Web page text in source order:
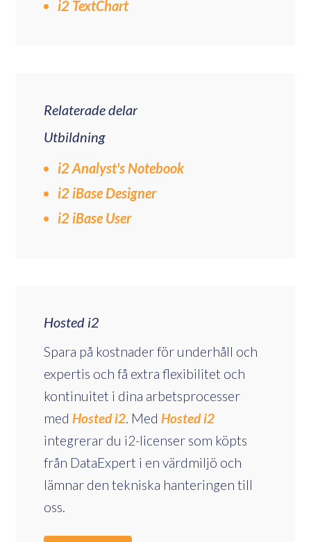
i2 TextChart
Relaterade delar
Utbildning
i2 Analyst's Notebook
i2 iBase Designer
i2 iBase User
Hosted i2
Spara på kostnader för underhåll och
expertis och få extra flexibilitet och
kontinuitet i dina arbetsprocesser
med Hosted i2. Med Hosted i2
integrerar du i2-licenser som köpts
från DataExpert i en värdmiljö och
lämnar den tekniska hanteringen till
oss.